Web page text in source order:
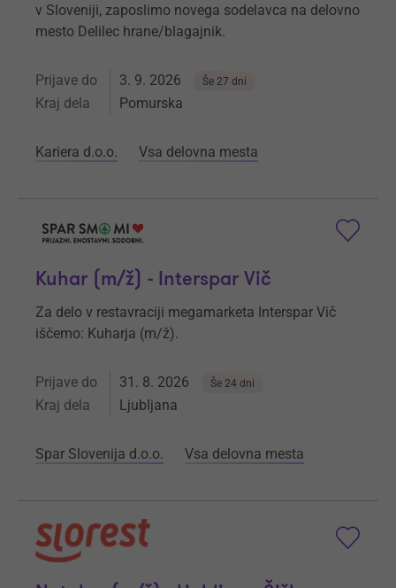
v Sloveniji, zaposlimo novega sodelavca na delovno
mesto Delilec hrane/blagajnik.
Prijave do 3. 9. 2026 Še 27 dni
Kraj dela Pomurska
Kariera d.o.o. Vsa delovna mesta
Kuhar (m/ž) - Interspar Vič
Za delo v restavraciji megamarketa Interspar Vič
iščemo: Kuharja (m/ž).
Prijave do 31. 8. 2026 Še 24 dni
Kraj dela Ljubljana
Spar Slovenija d.o.o. Vsa delovna mesta